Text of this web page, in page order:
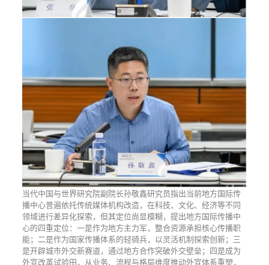
当代中国与世界研究院副院长孙敬鑫研究员指出当前地方国际传
播中心普遍依托传统媒体机构改造，在科技、文化、经济等不同
领域进行差异化探索，但其定位尚显模糊，提出地方国际传播中
心的四重定位：一是作为地方主力军，整合资源承担核心传播职
能；二是作为国家传播体系的轻骑兵，以灵活机制探索创新；三
是开辟城市外交新赛道，通过地方合作突破外交壁垒；四是成为
外宣改革试验田，从业务、流程与格局维度推动外宣体系重塑，